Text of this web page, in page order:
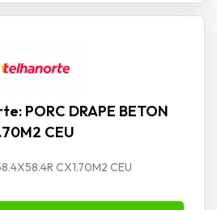
PORC DRAPE BETON
CEU
CX1.70M2 CEU